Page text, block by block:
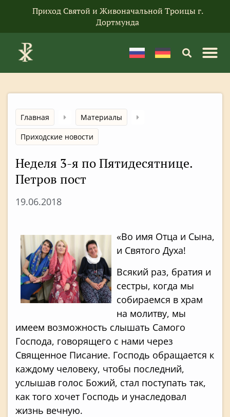
Приход Святой и Живоначальной Троицы г.
Дортмунда
Главная
Материалы
Приходские новости
Неделя 3-я по Пятидесятнице.
Петров пост
19.06.2018
«Во имя Отца и Сына,
и Святого Духа!
Всякий раз, братия и
сестры, когда мы
собираемся в храм
на молитву, мы
имеем возможность слышать Самого
Господа, говорящего с нами через
Священное Писание. Господь обращается к
каждому человеку, чтобы последний,
услышав голос Божий, стал поступать так,
как того хочет Господь и унаследовал
жизнь вечную.